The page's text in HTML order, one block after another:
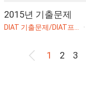
2015년 기출문제
DIAT 기출문제/DIAT프리젠테이션(파워포인트) ·
1 2 3